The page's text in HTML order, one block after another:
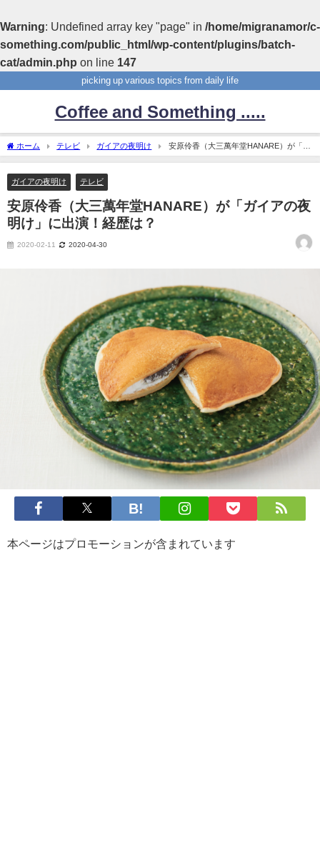
Warning: Undefined array key "page" in /home/migranamor/c-
something.com/public_html/wp-content/plugins/batch-
cat/admin.php on line 147
picking up various topics from daily life
Coffee and Something .....
ホーム テレビ ガイアの夜明け
安原伶香（大三萬年堂HANARE）が「ガ
イアの夜明け」に出演！経歴は？
ガイアの夜明け テレビ
安原伶香（大三萬年堂HANARE）が「ガイアの夜
明け」に出演！経歴は？
2020-02-11 2020-04-30
本ページはプロモーションが含まれています